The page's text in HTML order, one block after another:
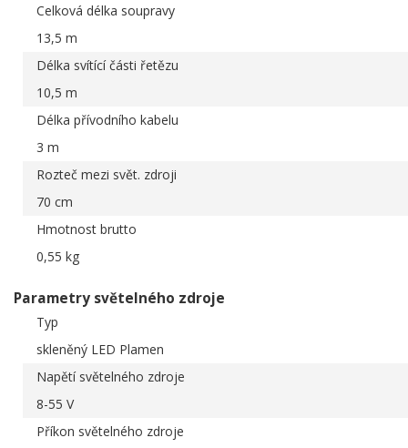
Celková délka soupravy
13,5 m
Délka svítící části řetězu
10,5 m
Délka přívodního kabelu
3 m
Rozteč mezi svět. zdroji
70 cm
Hmotnost brutto
0,55 kg
Parametry světelného zdroje
Typ
skleněný LED Plamen
Napětí světelného zdroje
8-55 V
Příkon světelného zdroje